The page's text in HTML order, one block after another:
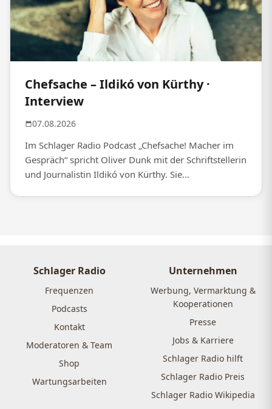
Chefsache – Ildikó von Kürthy ·
Interview
07.08.2026
Im Schlager Radio Podcast „Chefsache! Macher im
Gespräch“ spricht Oliver Dunk mit der Schriftstellerin
und Journalistin Ildikó von Kürthy. Sie...
Schlager Radio
Frequenzen
Podcasts
Kontakt
Moderatoren & Team
Shop
Wartungsarbeiten
Unternehmen
Werbung, Vermarktung &
Kooperationen
Presse
Jobs & Karriere
Schlager Radio hilft
Schlager Radio Preis
Schlager Radio Wikipedia